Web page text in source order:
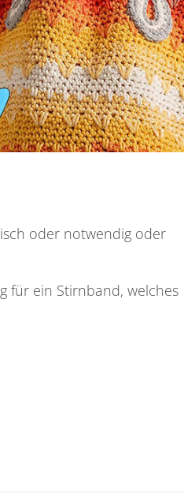
oder notwendig oder
für ein Stirnband, welches